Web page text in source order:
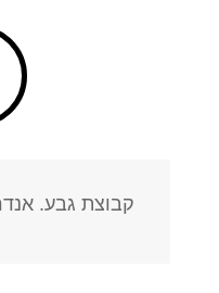
קבוצת גבע.